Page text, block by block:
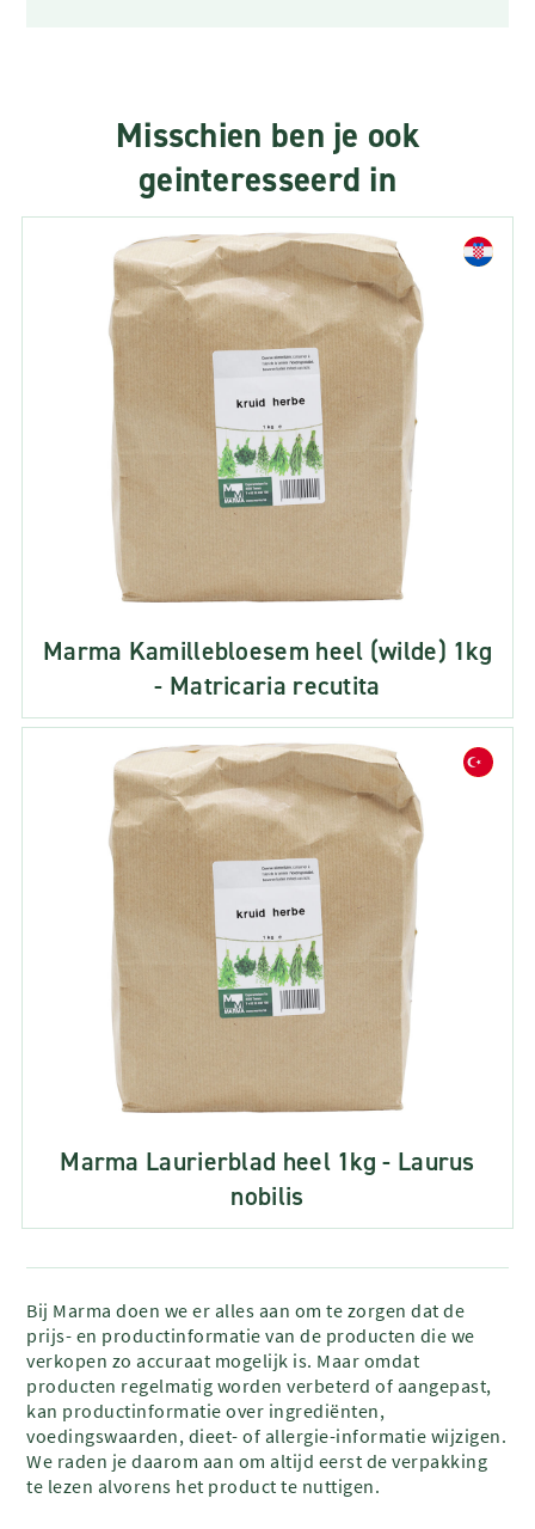
Misschien ben je ook
geinteresseerd in
Marma Kamillebloesem heel (wilde) 1kg
- Matricaria recutita
Marma Laurierblad heel 1kg - Laurus
nobilis
Bij Marma doen we er alles aan om te zorgen dat de
prijs- en productinformatie van de producten die we
verkopen zo accuraat mogelijk is. Maar omdat
producten regelmatig worden verbeterd of aangepast,
kan productinformatie over ingrediënten,
voedingswaarden, dieet- of allergie-informatie wijzigen.
We raden je daarom aan om altijd eerst de verpakking
te lezen alvorens het product te nuttigen.